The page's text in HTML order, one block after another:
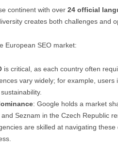
continent with over 24 official
creates both challenges and
European SEO market:
is critical, as each country often
vary widely; for example,
: Google holds a market
Seznam in the Czech Republic
are skilled at navigating